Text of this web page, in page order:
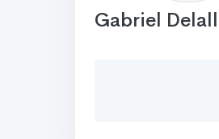
Gabriel